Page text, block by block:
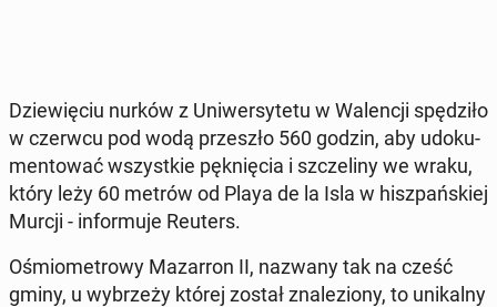
Dzie­wię­ciu nurków z Uni­wer­sy­te­tu w Wa­len­cji spę­dzi­ło
w czerwcu pod wodą prze­szło 560 godzin, aby udo­ku­
men­to­wać wszyst­kie pęk­nię­cia i szcze­li­ny we wraku,
który leży 60 metrów od Playa de la Isla w hisz­pań­skiej
Murcji - in­for­mu­je Reuters.
Ośmio­me­tro­wy Ma­zar­ron II, nazwany tak na cześć
gminy, u wy­brze­ży której został zna­le­zio­ny, to uni­kal­ny